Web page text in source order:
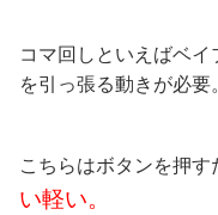
コマ回しといえばベ
を引っ張る動きが必要。
こちらはボタンを押す
い軽い。